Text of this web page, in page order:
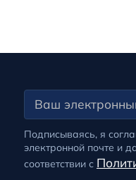
Подписываясь, я
электронной почте и
соответствии с